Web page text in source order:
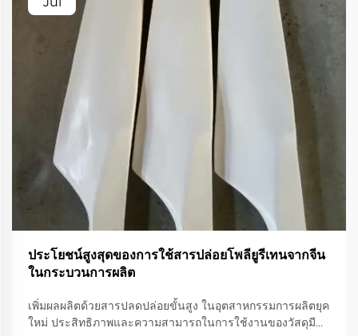
ประโยชน์สูงสุดของการใช้สารปล่อยโพลียูรีเทนจากจีน
ในกระบวนการผลิต
เพิ่มผลผลิตด้วยสารปลดปล่อยขั้นสูง ในอุตสาหกรรมการผลิตยุค
ใหม่ ประสิทธิภาพและความสามารถในการใช้งานของวัสดุมี